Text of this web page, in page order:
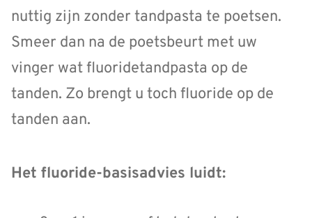
nuttig zijn zonder tandpasta te poetsen.
Smeer dan na de poetsbeurt met uw
vinger wat fluoridetandpasta op de
tanden. Zo brengt u toch fluoride op de
tanden aan.
Het fluoride-basisadvies luidt: